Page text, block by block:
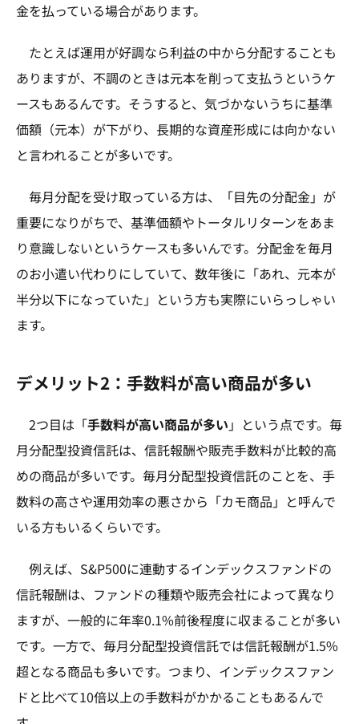
金を払っている場合があります。
たとえば運用が好調なら利益の中から分配することも
ありますが、不調のときは元本を削って支払うというケ
ースもあるんです。そうすると、気づかないうちに基準
価額（元本）が下がり、長期的な資産形成には向かない
と言われることが多いです。
毎月分配を受け取っている方は、「目先の分配金」が
重要になりがちで、基準価額やトータルリターンをあま
り意識しないというケースも多いんです。分配金を毎月
のお小遣い代わりにしていて、数年後に「あれ、元本が
半分以下になっていた」という方も実際にいらっしゃい
ます。
デメリット2：手数料が高い商品が多い
2つ目は「手数料が高い商品が多い 」という点です。毎
月分配型投資信託は、信託報酬や販売手数料が比較的高
めの商品が多いです。毎月分配型投資信託のことを、手
数料の高さや運用効率の悪さから「カモ商品」と呼んで
いる方もいるくらいです。
例えば、S&P500に連動するインデックスファンドの
信託報酬は、ファンドの種類や販売会社によって異なり
ますが、一般的に年率0.1%前後程度に収まることが多い
です。一方で、毎月分配型投資信託では信託報酬が1.5%
超となる商品も多いです。つまり、インデックスファン
ドと比べて10倍以上の手数料がかかることもあるんで